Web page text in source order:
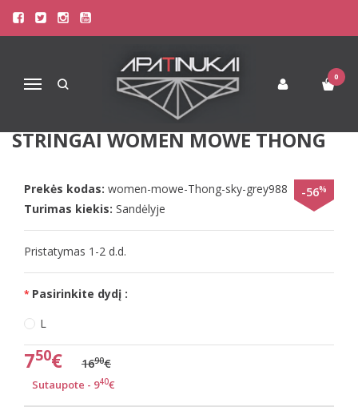
Navigacija
0
Pagrindinis Apatinis Trikotažas Moterims
Sloggi S(36) dydžio šviesiai pilkos spalvos moteriški stringai women
SLOGGI S(36) DYDŽIO ŠVIESIAI
PILKOS SPALVOS MOTERIŠKI
STRINGAI WOMEN MOWE THONG
-56%
Prekės kodas: women-mowe-Thong-sky-grey988
Turimas kiekis: Sandėlyje
Pristatymas 1-2 d.d.
Pasirinkite dydį :
L
750€ 1690€
Sutaupote - 940€